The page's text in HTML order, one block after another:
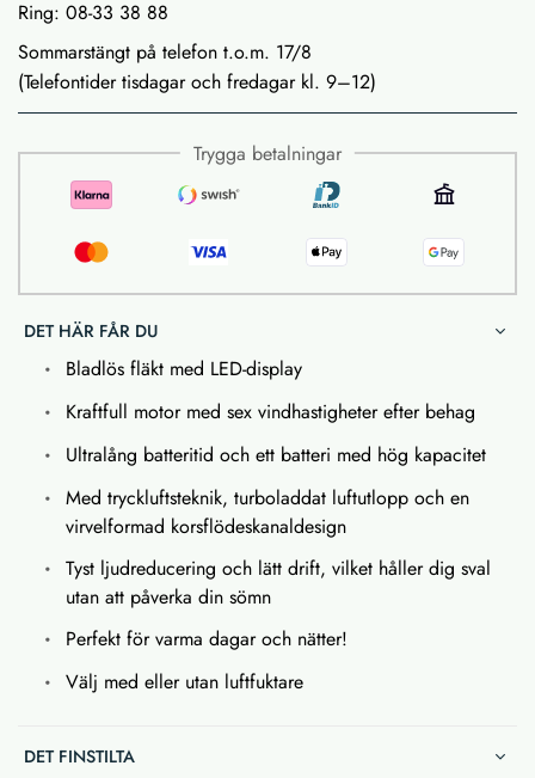
Ring: 08-33 38 88
Sommarstängt på telefon t.o.m. 17/8
(Telefontider tisdagar och fredagar kl. 9–12)
Trygga betalningar
DET HÄR FÅR DU
Bladlös fläkt med LED-display
Kraftfull motor med sex vindhastigheter efter behag
Ultralång batteritid och ett batteri med hög kapacitet
Med tryckluftsteknik, turboladdat luftutlopp och en
virvelformad korsflödeskanaldesign
Tyst ljudreducering och lätt drift, vilket håller dig sval
utan att påverka din sömn
Perfekt för varma dagar och nätter!
Välj med eller utan luftfuktare
DET FINSTILTA